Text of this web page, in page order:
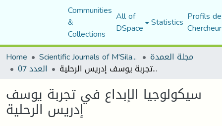
Communities
&
Collections
All of
DSpace Statistics Profils
Home
Scientific Journals of M'Sila University مجلة العمدة
العدد 07 سيكولوجيا الإبداع في تجربة يوسف إدريس الرحلية
سيكولوجيا الإبداع في تجربة يوسف
إدريس الرحلية